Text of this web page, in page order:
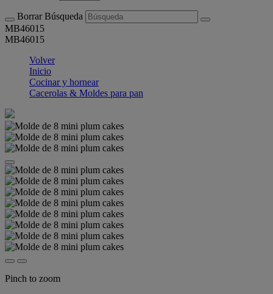
Borrar Búsqueda
MB46015
MB46015
Volver
Inicio
Cocinar y hornear
Cacerolas & Moldes para pan
Pinch to zoom